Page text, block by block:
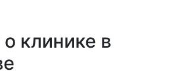
клинике в